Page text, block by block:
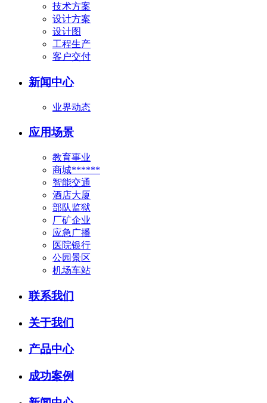
技术方案
设计方案
设计图
工程生产
客户交付
新闻中心
业界动态
应用场景
教育事业
商城******
智能交通
酒店大厦
部队监狱
厂矿企业
应急广播
医院银行
公园景区
机场车站
联系我们
关于我们
产品中心
成功案例